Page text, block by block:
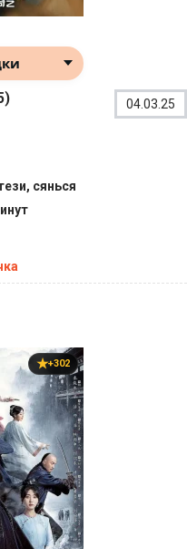
04.03.25
сянься
+302